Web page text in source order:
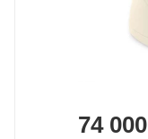
74 000